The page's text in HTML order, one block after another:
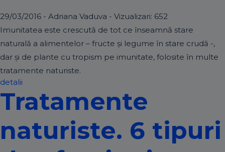
29/03/2016 - Adriana Vaduva - Vizualizari: 652
Imunitatea este crescută de tot ce înseamnă stare
naturală a alimentelor – fructe și legume în stare crudă -,
dar și de plante cu tropism pe imunitate, folosite în multe
tratamente naturiste.
detalii
Tratamente
naturiste. 6 tipuri